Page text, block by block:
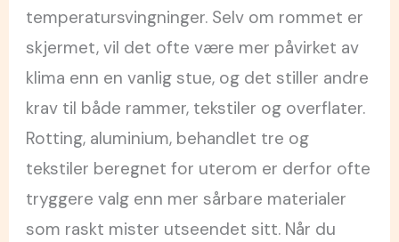
temperatursvingninger. Selv om rommet er
skjermet, vil det ofte være mer påvirket av
klima enn en vanlig stue, og det stiller andre
krav til både rammer, tekstiler og overflater.
Rotting, aluminium, behandlet tre og
tekstiler beregnet for uterom er derfor ofte
tryggere valg enn mer sårbare materialer
som raskt mister utseendet sitt. Når du